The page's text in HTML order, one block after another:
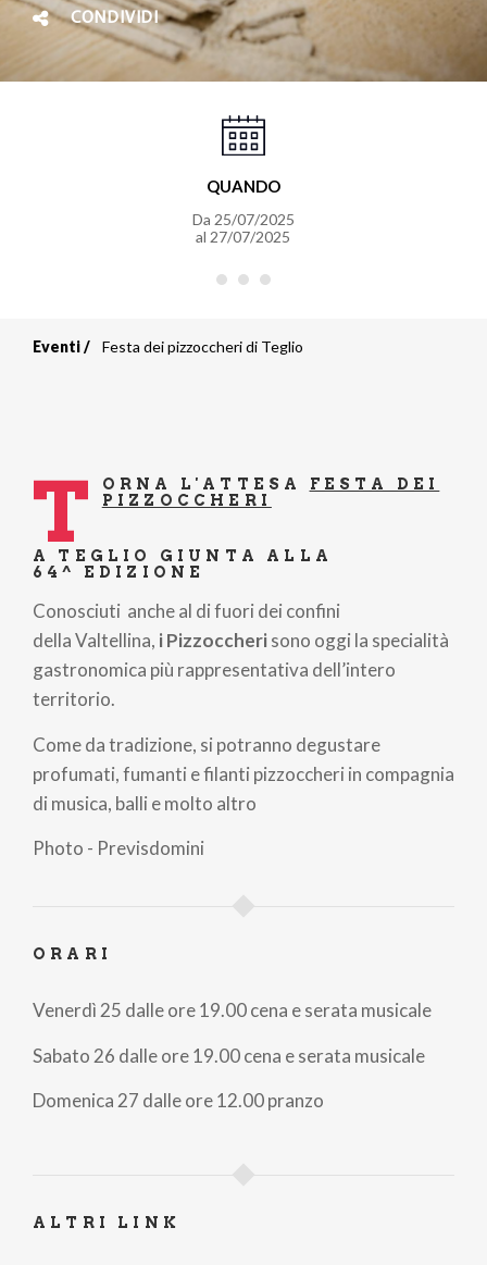
CONDIVIDI
QUANDO
Da 25/07/2025
al 27/07/2025
Briciole
Eventi Festa dei pizzoccheri di Teglio
T ORNA L'ATTESA
FESTA DEI
PIZZOCCHERI
A TEGLIO GIUNTA ALLA
64^ EDIZIONE
Conosciuti anche al di fuori dei confini
della Valtellina, i Pizzoccherisono oggi la specialità
gastronomica più rappresentativa dell’intero
territorio.
Come da tradizione, si potranno degustare
profumati, fumanti e filanti pizzoccheri in compagnia
di musica, balli e molto altro
Photo - Previsdomini
ORARI
Venerdì 25 dalle ore 19.00 cena e serata musicale
Sabato 26 dalle ore 19.00 cena e serata musicale
Domenica 27 dalle ore 12.00 pranzo
ALTRI LINK